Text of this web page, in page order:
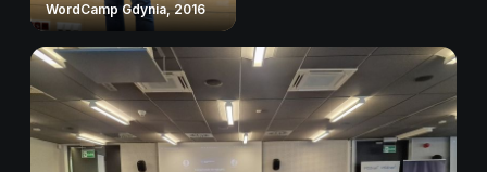
WordCamp Gdynia, 2016